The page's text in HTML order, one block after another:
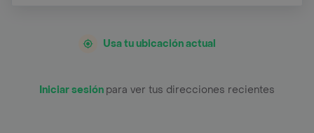
Usa tu ubicación actual
Iniciar sesión para ver tus direcciones recientes